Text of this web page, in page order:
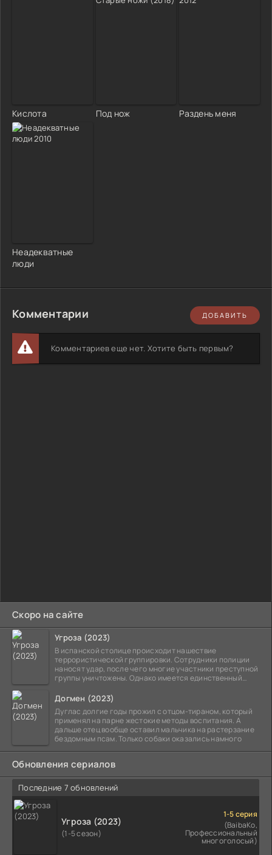
Скоро на сайте
Угроза (2023)
В испанской столице происходит нашествие
террористической группировки. Сотрудники полиции
наносят удар, после чего многие участники преступной
группы уничтожены. Однако имеется единственный
Догмен (2023)
Дуглас долгие годы прожил с отцом-тираном, который
применял на парне жестокие методы воспитания. А
дальше отец вообще оставил мальчика на растерзание
бездомным псам. Только собаки оказались намного
Обновления сериалов
Последние 7 обновлений
Угроза (2023)
(1-5 сезон)
1-5 серия
(BaibaKo,
Профессиональный
многоголосый)
Кислота Под нож Раздень меня
Неадекватные
люди
Комментарии ДОБАВИТЬ
Комментариев еще нет. Хотите быть первым?